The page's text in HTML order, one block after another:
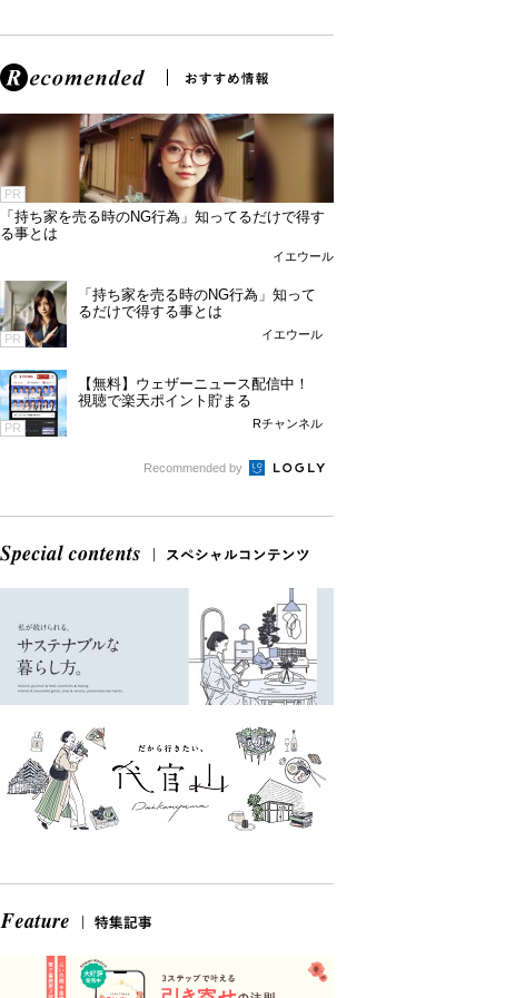
PR
「持ち家を売る時のNG行為」知ってるだけで得す
る事とは
イエウール
PR
「持ち家を売る時のNG行為」知って
るだけで得する事とは
イエウール
PR
【無料】ウェザーニュース配信中！
視聴で楽天ポイント貯まる
Rチャンネル
Recommended by